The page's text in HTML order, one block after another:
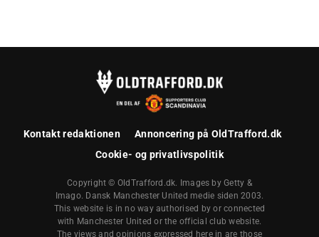
Kontakt redaktionen
Annoncering på OldTrafford.dk
Cookie- og privatlivspolitik
Copyright © OldTrafford.dk. Images by Getty &
Imago. Dansk Manchester United medie siden 2003.
This website is in no way authorised by or connected
with Manchester United or the official club website.
The views and opinions expressed here in are those